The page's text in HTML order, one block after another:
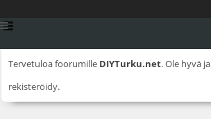
Tervetuloa foorumille DIYTurku.net. Ole hyvä ja
rekisteröidy.